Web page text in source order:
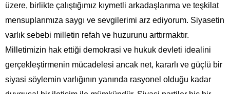
üzere, birlikte çalıştığımız kıymetli arkadaşlarıma ve teşkilat
mensuplarımıza saygı ve sevgilerimi arz ediyorum. Siyasetin
varlık sebebi milletin refah ve huzurunu arttırmaktır.
Milletimizin hak ettiği demokrasi ve hukuk devleti idealini
gerçekleştirmenin mücadelesi ancak net, kararlı ve güçlü bir
siyasi söylemin varlığının yanında rasyonel olduğu kadar